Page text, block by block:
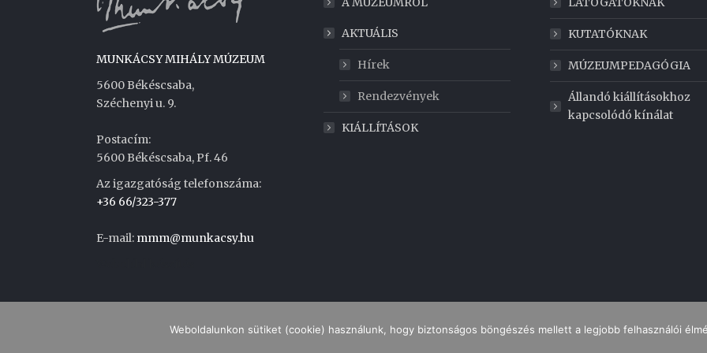
MUNKÁCSY MIHÁLY MÚZEUM
5600 Békéscsaba,
Széchenyi u. 9.
Postacím:
5600 Békéscsaba, Pf. 46
Az igazgatóság telefonszáma:
+36 66/323-377
E-mail: mmm@munkacsy.hu
AKTUÁLIS
Hírek
Rendezvények
KIÁLLÍTÁSOK
KUTATÓKNAK
MÚZEUMPEDAGÓGIA
Állandó kiállításokhoz
kapcsolódó kínálat
IMPRESSZUM ADATKEZELÉS NYITVATARTÁS JEGYÁRAK
Weboldalunkon sütiket (cookie) használunk, hogy biztonságos böngészés mellett a legjobb felhasználói